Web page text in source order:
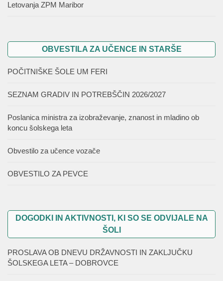
Letovanja ZPM Maribor
OBVESTILA ZA UČENCE IN STARŠE
POČITNIŠKE ŠOLE UM FERI
SEZNAM GRADIV IN POTREBŠČIN 2026/2027
Poslanica ministra za izobraževanje, znanost in mladino ob
koncu šolskega leta
Obvestilo za učence vozače
OBVESTILO ZA PEVCE
DOGODKI IN AKTIVNOSTI, KI SO SE ODVIJALE NA
ŠOLI
PROSLAVA OB DNEVU DRŽAVNOSTI IN ZAKLJUČKU
ŠOLSKEGA LETA – DOBROVCE